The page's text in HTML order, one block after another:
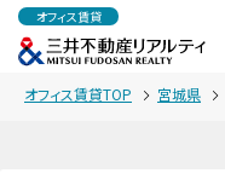
オフィス賃貸
オフィス賃貸TOP 宮城県